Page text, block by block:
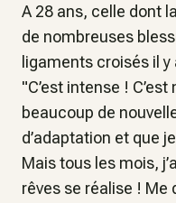
A 28 ans, celle dont
de nombreuses
ligaments croisés il
"C’est intense !
beaucoup de
d’adaptation et que
Mais tous les mois,
rêves se réalise ! Me